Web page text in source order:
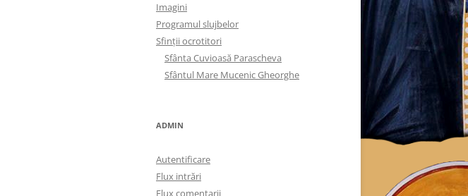
Imagini
Programul slujbelor
Sfinţii ocrotitori
Sfânta Cuvioasă Parascheva
Sfântul Mare Mucenic Gheorghe
ADMIN
Autentificare
Flux intrări
Flux comentarii